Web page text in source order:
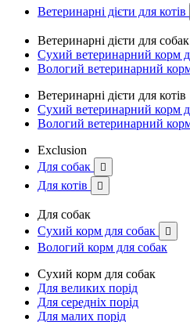
Ветеринарні дієти для котів
Ветеринарні дієти для собак
Сухий ветеринарний корм
Вологий ветеринарний
Ветеринарні дієти для котів
Сухий ветеринарний корм
Вологий ветеринарний корм
Exclusion
Для собак

Для котів 
Для собак
Сухий корм для собак

Вологий корм для собак
Сухий корм для собак
Для великих порід
Для середніх порід
Для малих порід